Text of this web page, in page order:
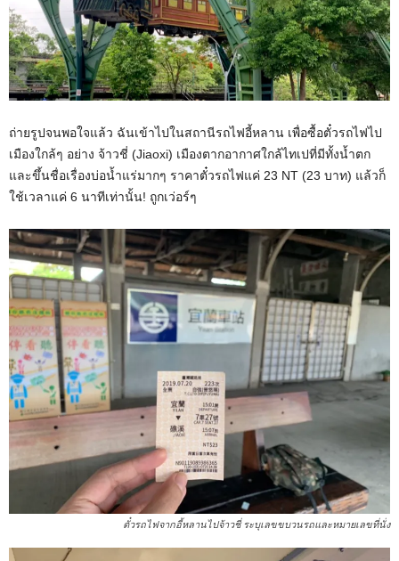
ถ่ายรูปจนพอใจแล้ว ฉันเข้าไปในสถานีรถไฟอี้หลาน เพื่อซื้อตั๋วรถไฟไป
เมืองใกล้ๆ อย่าง จ้าวชี่ (Jiaoxi) เมืองตากอากาศใกล้ไทเปที่มีทั้งน้ำตก
และขึ้นชื่อเรื่องบ่อน้ำแร่มากๆ ราคาตั๋วรถไฟแค่ 23 NT (23 บาท) แล้วก็
ใช้เวลาแค่ 6 นาทีเท่านั้น! ถูกเว่อร์ๆ
ตั๋วรถไฟจากอี้หลานไปจ้าวชี่ ระบุเลขขบวนรถและหมายเลขที่นั่ง